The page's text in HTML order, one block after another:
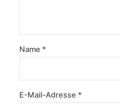
Name *
E-Mail-Adresse *